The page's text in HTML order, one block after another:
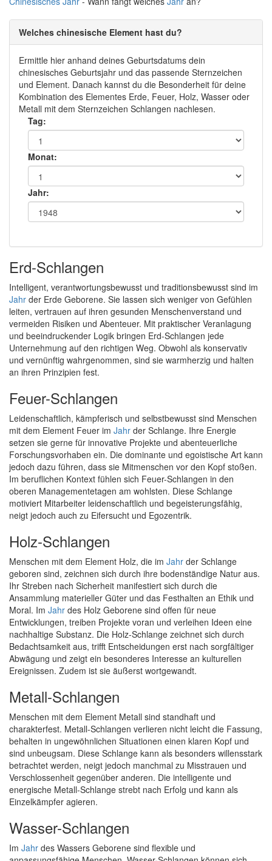
Welches chinesische Element hast du?
Ermittle hier anhand deines Geburtsdatums dein
chinesisches Geburtsjahr und das passende Sternzeichen
und Element. Danach kannst du die Besonderheit für deine
Kombination des Elementes Erde, Feuer, Holz, Wasser oder
Metall mit dem Sternzeichen Schlangen nachlesen.
Tag:
Monat:
Jahr:
Erd-Schlangen
Intelligent, verantwortungsbewusst und traditionsbewusst sind im
Jahr der Erde Geborene. Sie lassen sich weniger von Gefühlen
leiten, vertrauen auf ihren gesunden Menschenverstand und
vermeiden Risiken und Abenteuer. Mit praktischer Veranlagung
und beeindruckender Logik bringen Erd-Schlangen jede
Unternehmung auf den richtigen Weg. Obwohl als konservativ
und vernünftig wahrgenommen, sind sie warmherzig und halten
an ihren Prinzipien fest.
Feuer-Schlangen
Leidenschaftlich, kämpferisch und selbstbewusst sind Menschen
mit dem Element Feuer im Jahr der Schlange. Ihre Energie
setzen sie gerne für innovative Projekte und abenteuerliche
Forschungsvorhaben ein. Die dominante und egoistische Art kann
jedoch dazu führen, dass sie Mitmenschen vor den Kopf stoßen.
Im beruflichen Kontext fühlen sich Feuer-Schlangen in den
oberen Managementetagen am wohlsten. Diese Schlange
motiviert Mitarbeiter leidenschaftlich und begeisterungsfähig,
neigt jedoch auch zu Eifersucht und Egozentrik.
Holz-Schlangen
Menschen mit dem Element Holz, die im Jahr der Schlange
geboren sind, zeichnen sich durch ihre bodenständige Natur aus.
Ihr Streben nach Sicherheit manifestiert sich durch die
Ansammlung materieller Güter und das Festhalten an Ethik und
Moral. Im Jahr des Holz Geborene sind offen für neue
Entwicklungen, treiben Projekte voran und verleihen Ideen eine
nachhaltige Substanz. Die Holz-Schlange zeichnet sich durch
Bedachtsamkeit aus, trifft Entscheidungen erst nach sorgfältiger
Abwägung und zeigt ein besonderes Interesse an kulturellen
Ereignissen. Zudem ist sie äußerst wortgewandt.
Metall-Schlangen
Menschen mit dem Element Metall sind standhaft und
charakterfest. Metall-Schlangen verlieren nicht leicht die Fassung,
behalten in ungewöhnlichen Situationen einen klaren Kopf und
sind unbeugsam. Diese Schlange kann als besonders willensstark
betrachtet werden, neigt jedoch manchmal zu Misstrauen und
Verschlossenheit gegenüber anderen. Die intelligente und
energische Metall-Schlange strebt nach Erfolg und kann als
Einzelkämpfer agieren.
Wasser-Schlangen
Im Jahr des Wassers Geborene sind flexible und